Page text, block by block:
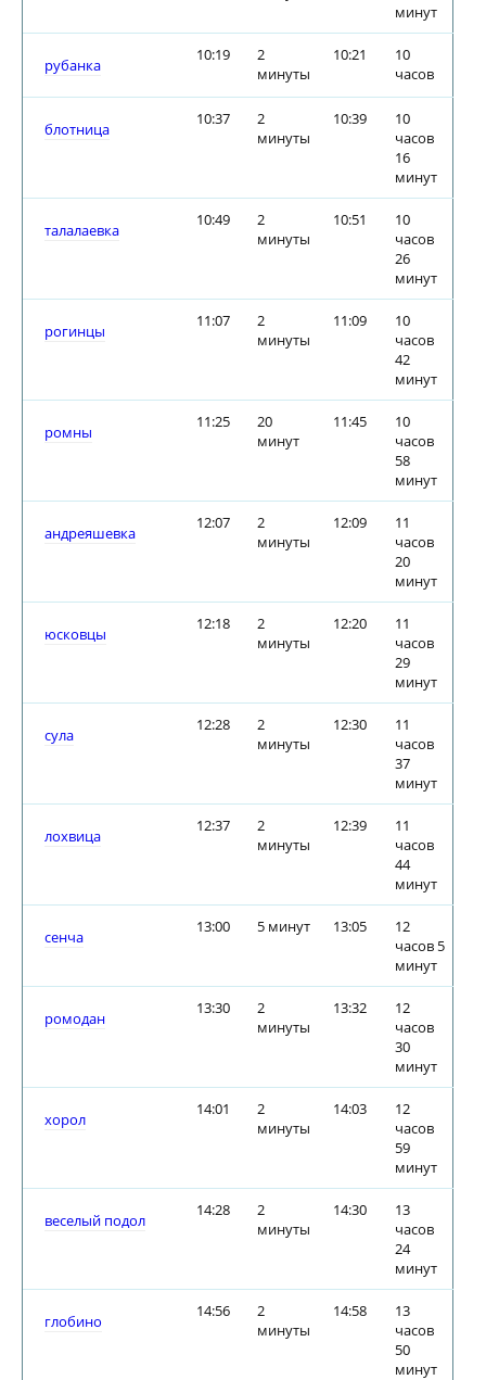
минут
рубанка
10:19
2
минуты
10:21
10
часов
блотница
10:37
2
минуты
10:39
10
часов
16
минут
талалаевка
10:49
2
минуты
10:51
10
часов
26
минут
рогинцы
11:07
2
минуты
11:09
10
часов
42
минут
ромны
11:25
20
минут
11:45
10
часов
58
минут
андреяшевка
12:07
2
минуты
12:09
11
часов
20
минут
юсковцы
12:18
2
минуты
12:20
11
часов
29
минут
сула
12:28
2
минуты
12:30
11
часов
37
минут
лохвица
12:37
2
минуты
12:39
11
часов
44
минут
сенча
13:00 5 минут 13:05
12
часов 5
минут
ромодан
13:30
2
минуты
13:32
12
часов
30
минут
хорол
14:01
2
минуты
14:03
12
часов
59
минут
веселый подол
14:28
2
минуты
14:30
13
часов
24
минут
глобино
14:56
2
минуты
14:58
13
часов
50
минут